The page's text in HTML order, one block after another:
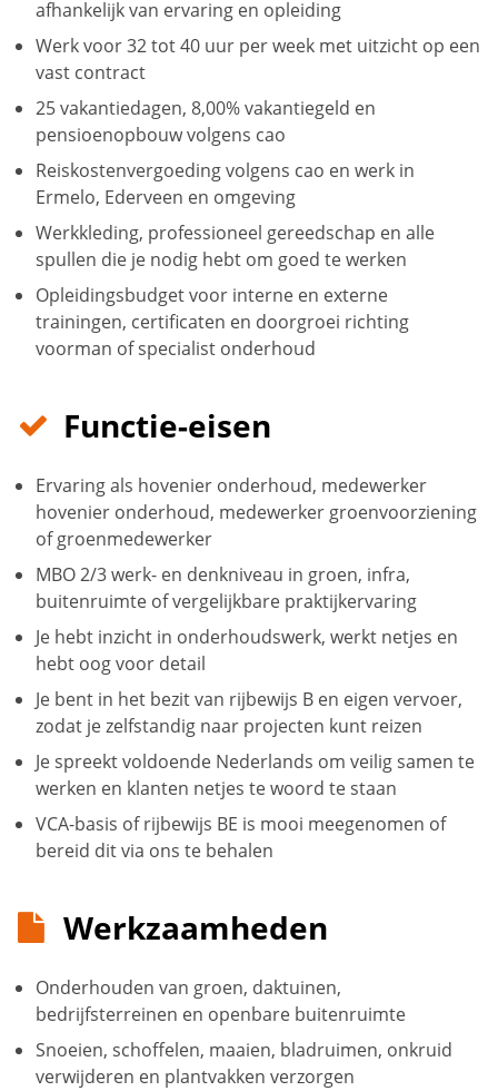
afhankelijk van ervaring en opleiding
Werk voor 32 tot 40 uur per week met uitzicht op een
vast contract
25 vakantiedagen, 8,00% vakantiegeld en
pensioenopbouw volgens cao
Reiskostenvergoeding volgens cao en werk in
Ermelo, Ederveen en omgeving
Werkkleding, professioneel gereedschap en alle
spullen die je nodig hebt om goed te werken
Opleidingsbudget voor interne en externe
trainingen, certificaten en doorgroei richting
voorman of specialist onderhoud
Functie-eisen
Ervaring als hovenier onderhoud, medewerker
hovenier onderhoud, medewerker groenvoorziening
of groenmedewerker
MBO 2/3 werk- en denkniveau in groen, infra,
buitenruimte of vergelijkbare praktijkervaring
Je hebt inzicht in onderhoudswerk, werkt netjes en
hebt oog voor detail
Je bent in het bezit van rijbewijs B en eigen vervoer,
zodat je zelfstandig naar projecten kunt reizen
Je spreekt voldoende Nederlands om veilig samen te
werken en klanten netjes te woord te staan
VCA-basis of rijbewijs BE is mooi meegenomen of
bereid dit via ons te behalen
Werkzaamheden
Onderhouden van groen, daktuinen,
bedrijfsterreinen en openbare buitenruimte
Snoeien, schoffelen, maaien, bladruimen, onkruid
verwijderen en plantvakken verzorgen